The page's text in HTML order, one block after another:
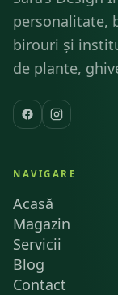
personalitate,
birouri și
de plante,
NAVIGARE
Acasă
Magazin
Servicii
Blog
Contact